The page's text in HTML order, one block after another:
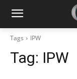
Tags IPW
Tag: IPW